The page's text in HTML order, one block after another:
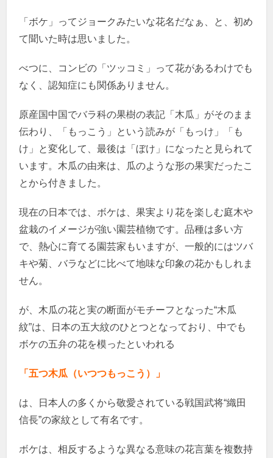
「ボケ」ってジョークみたいな花名だなぁ、と、初め
て聞いた時は思いました。
べつに、コンビの「ツッコミ」って花があるわけでも
なく、認知症にも関係ありません。
原産国中国でバラ科の果樹の表記「木瓜」がそのまま
伝わり、「もっこう」という読みが「もっけ」「も
け」と変化して、最後は「ぼけ」になったと見られて
います。木瓜の由来は、瓜のような形の果実だったこ
とから付きました。
現在の日本では、ボケは、果実より花を楽しむ庭木や
盆栽のイメージが強い園芸植物です。品種は多い方
で、熱心に育てる園芸家もいますが、一般的にはツバ
キや菊、バラなどに比べて地味な印象の花かもしれま
せん。
が、木瓜の花と実の断面がモチーフとなった“木瓜
紋”は、日本の五大紋のひとつとなっており、中でも
ボケの五弁の花を模ったといわれる
「五つ木瓜（いつつもっこう）」
は、日本人の多くから敬愛されている戦国武将“織田
信長”の家紋として有名です。
ボケは、相反するような異なる意味の花言葉を複数持